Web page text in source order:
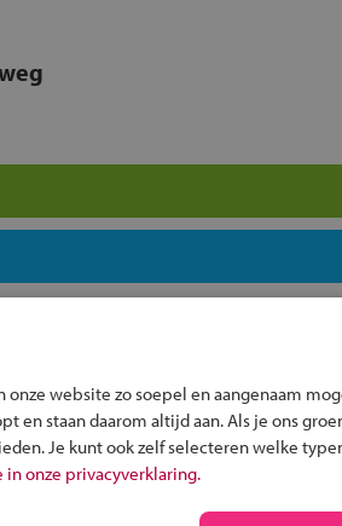
om je kind aan te melden bij
website zo soepel en aangenaam
en staan daarom altijd aan. Als je ons
Je kunt ook zelf selecteren welke
onze privacyverklaring.